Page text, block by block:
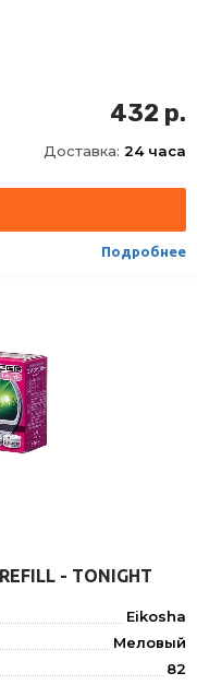
432 р.
Доставка: 24 часа
Подробнее
- TONIGHT
Eikosha
Меловый
82